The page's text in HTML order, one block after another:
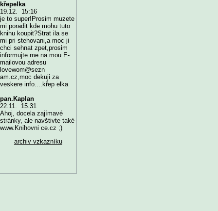
křepelka
19.12. 15:16
je to super!Prosim muzete
mi poradit kde mohu tuto
knihu koupit?Strat ila se
mi pri stehovani,a moc ji
chci sehnat zpet,prosim
informujte me na mou E-
mailovou adresu
lovewom@sezn
am.cz,moc dekuji za
veskere info....křep elka
pan.Kaplan
22.11. 15:31
Ahoj, docela zajímavé
stránky, ale navštivte také
www.Knihovni ce.cz ;)
archiv vzkazníku